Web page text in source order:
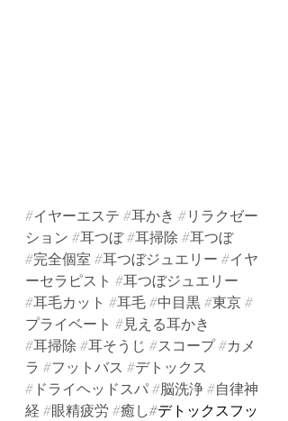
#イヤーエステ #耳かき #リラクゼー
ション #耳つぼ #耳掃除 #耳つぼ
#完全個室 #耳つぼジュエリー #イヤ
ーセラピスト #耳つぼジュエリー
#耳毛カット #耳毛 #中目黒 #東京 #
プライベート #見える耳かき
#耳掃除 #耳そうじ #スコープ #カメ
ラ #フットバス #デトックス
#ドライヘッドスパ #脳洗浄 #自律神
経 #眼精疲労 #癒し#デトックスフッ